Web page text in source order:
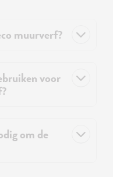
muurverf?
voor
om de